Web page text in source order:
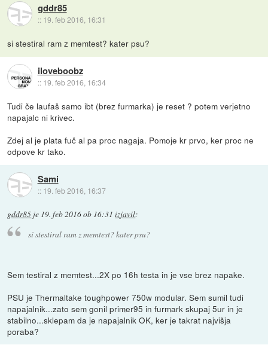
gddr85
:: 19. feb 2016, 16:31
si stestiral ram z memtest? kater psu?
iloveboobz
:: 19. feb 2016, 16:34
Tudi če laufaš samo ibt (brez furmarka) je reset ? potem verjetno
napajalc ni krivec.
Zdej al je plata fuč al pa proc nagaja. Pomoje kr prvo, ker proc ne
odpove kr tako.
Sami
:: 19. feb 2016, 16:37
gddr85 je 19. feb 2016 ob 16:31 izjavil:
si stestiral ram z memtest? kater psu?
Sem testiral z memtest...2X po 16h testa in je vse brez napake.
PSU je Thermaltake toughpower 750w modular. Sem sumil tudi
napajalnik...zato sem gonil primer95 in furmark skupaj 5ur in je
stabilno...sklepam da je napajalnik OK, ker je takrat najvišja
poraba?